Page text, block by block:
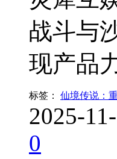
战斗与
现产品
标签： 仙境传说：
2025-
0